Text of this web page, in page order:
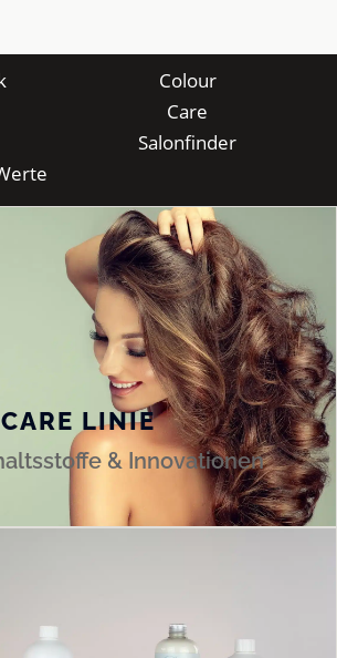
Colour
Care
Salonfinder
LINIE
& Innovationen